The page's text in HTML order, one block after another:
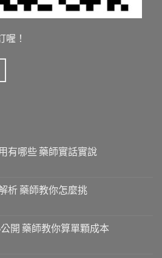
喔！
有哪些 藥師實話實說
析 藥師教你怎麼挑
開 藥師教你算單顆成本